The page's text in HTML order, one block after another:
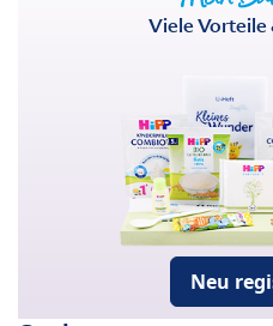
Viele Vorteile
Neu